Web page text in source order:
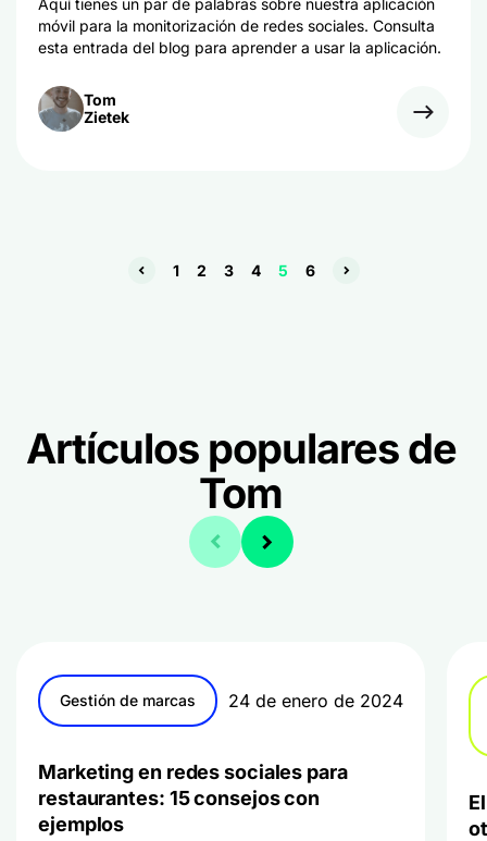
Aquí tienes un par de palabras sobre nuestra aplicación
móvil para la monitorización de redes sociales. Consulta
esta entrada del blog para aprender a usar la aplicación.
Tom
Zietek
1 2 3 4 5 6
Artículos populares de
Tom
Gestión de marcas 24 de enero de 2024
Marketing en redes sociales para
restaurantes: 15 consejos con
ejemplos